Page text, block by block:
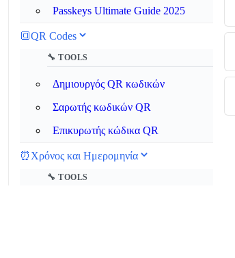
Passkeys Ultimate Guide 2025
🔳QR Codes
🔧 TOOLS
Δημιουργός QR κωδικών
Σαρωτής κωδικών QR
Επικυρωτής κώδικα QR
⏰ Χρόνος και Ημερομηνία
🔧 TOOLS